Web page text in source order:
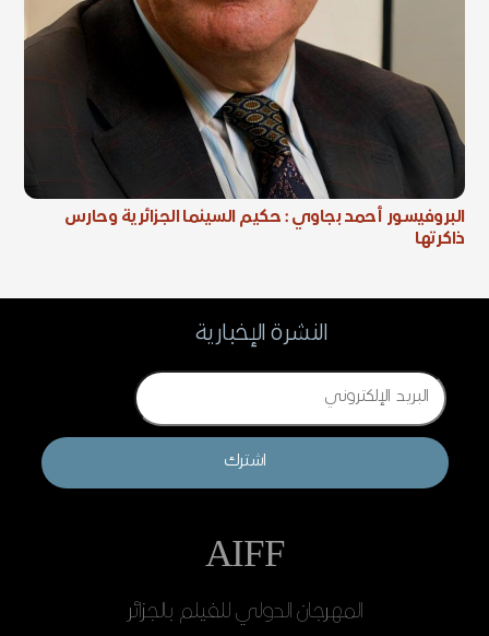
البروفيسور أحمد بجاوي : حكيم السينما الجزائرية وحارس
ذاكرتها
النشرة الإخبارية
Email
اشترك
AIFF
المهرجان الدولي للفيلم بالجزائر